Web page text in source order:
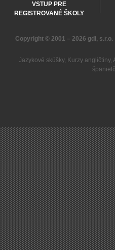
VSTUP PRE
REGISTROVANÉ ŠKOLY
Copyright © 2001 – 2026 gdi, s.r.o.
Jazykové skúšky, Kurzy angličtiny,